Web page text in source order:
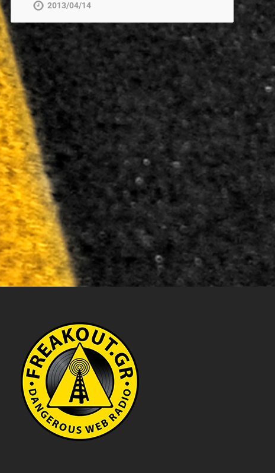
2013/04/14